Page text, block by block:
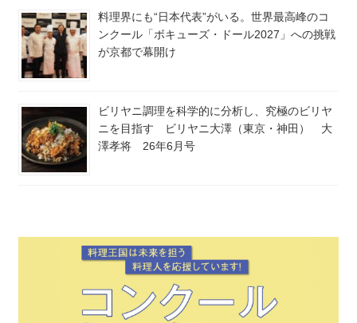
料理界にも“日本代表”がいる。世界最高峰のコ
ンクール「ボキューズ・ドール2027」への挑戦
が京都で幕開け
ビリヤニ調理を科学的に分析し、究極のビリヤ
ニを目指す ビリヤニ大澤（東京・神田） 大
澤孝将 26年6月号